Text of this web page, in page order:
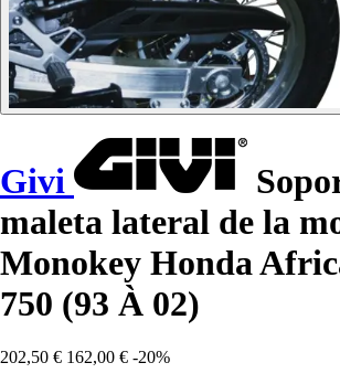
Givi
maleta lateral de la
Monokey Honda
750 (93 À 02)
202,50 € 162,00 € -20%